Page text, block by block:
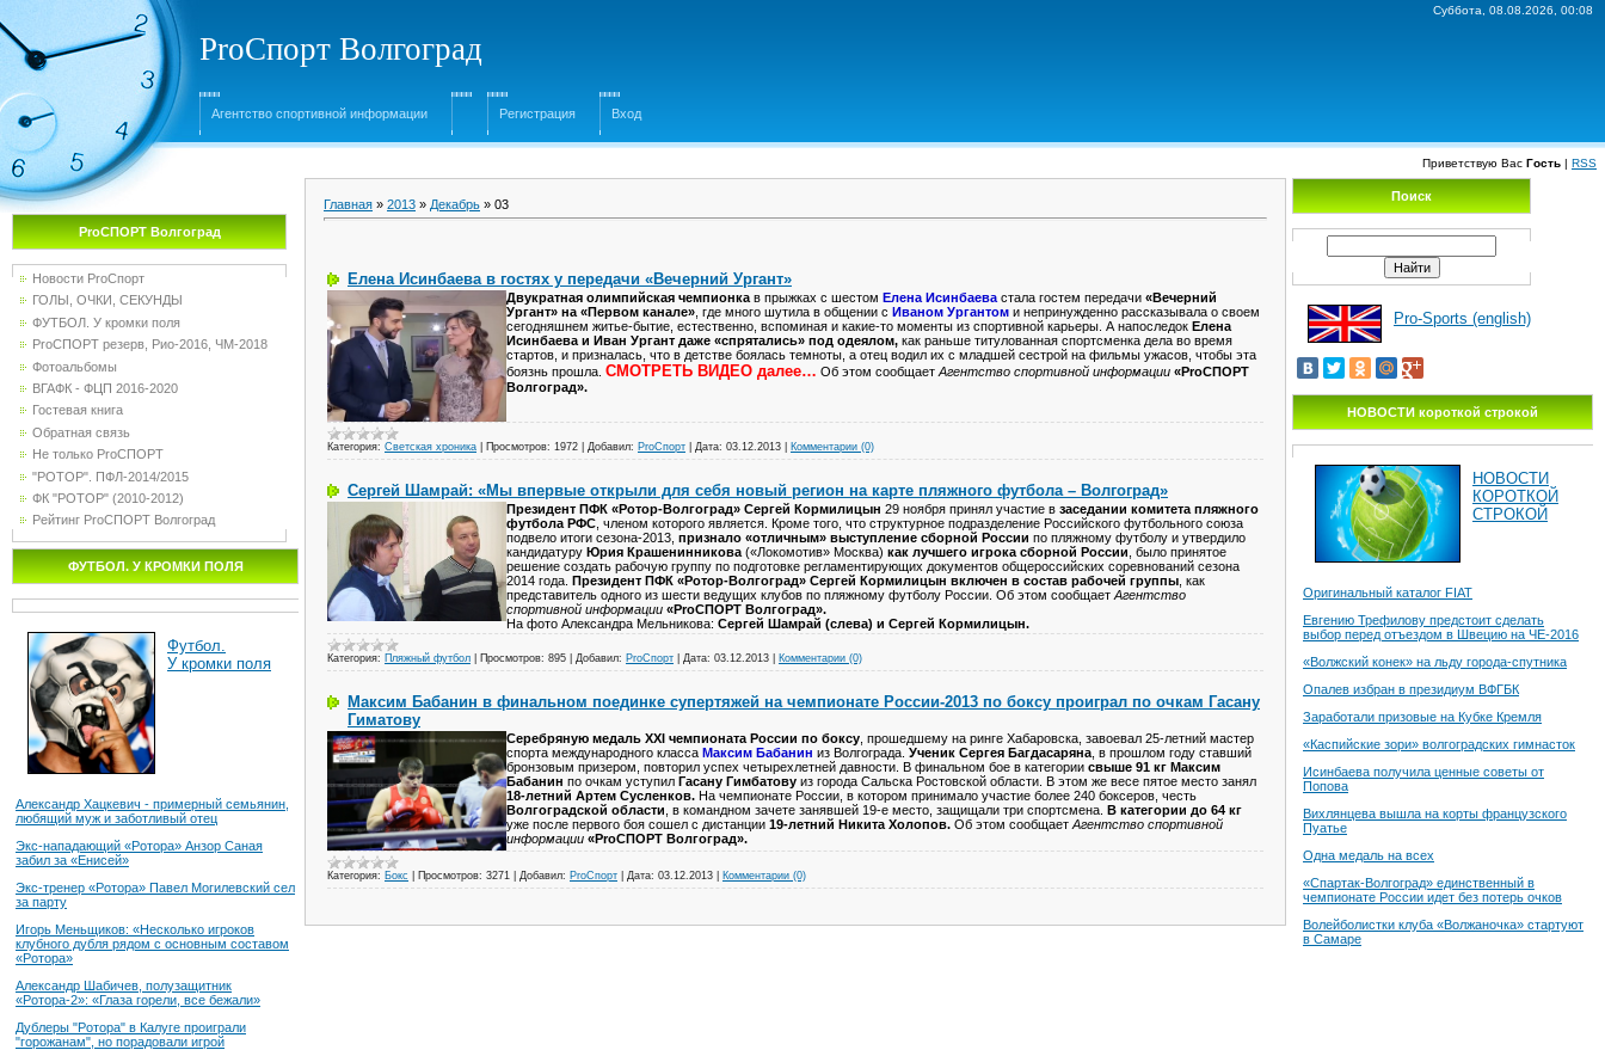
Суббота, 08.08.2026, 00:08
ProСпорт Волгоград
Агентство спортивной информации Регистрация Вход
Приветствую Вас Гость | RSS
ProСПОРТ Волгоград
Новости ProСпорт
ГОЛЫ, ОЧКИ, СЕКУНДЫ
ФУТБОЛ. У кромки поля
ProСПОРТ резерв, Рио-2016, ЧМ-2018
Фотоальбомы
ВГАФК - ФЦП 2016-2020
Гостевая книга
Обратная связь
Не только ProСПОРТ
"РОТОР". ПФЛ-2014/2015
ФК "РОТОР" (2010-2012)
Рейтинг ProСПОРТ Волгоград
ФУТБОЛ. У КРОМКИ ПОЛЯ
Футбол.
У кромки поля
Александр Хацкевич - примерный семьянин,
любящий муж и заботливый отец
Экс-нападающий «Ротора» Анзор Саная
забил за «Енисей»
Экс-тренер «Ротора» Павел Могилевский сел
за парту
Игорь Меньщиков: «Несколько игроков
клубного дубля рядом с основным составом
«Ротора»
Александр Шабичев, полузащитник
«Ротора-2»: «Глаза горели, все бежали»
Дублеры "Ротора" в Калуге проиграли
"горожанам", но порадовали игрой
Главная » 2013 » Декабрь » 03
Елена Исинбаева в гостях у передачи «Вечерний Ургант»
Двукратная олимпийская чемпионка в прыжках с шестом Елена Исинбаева стала гостем передачи «Вечерний
Ургант» на «Первом канале» , где много шутила в общении с Иваном Ургантом и непринужденно рассказывала о своем
сегодняшнем житье-бытие, естественно, вспоминая и какие-то моменты из спортивной карьеры. А напоследок Елена
Исинбаева и Иван Ургант даже «спрятались» под одеялом, как раньше титулованная спортсменка дела во время
стартов, и призналась, что в детстве боялась темноты, а отец водил их с младшей сестрой на фильмы ужасов, чтобы эта
боязнь прошла. СМОТРЕТЬ ВИДЕО далее… Об этом сообщает Агентство спортивной информации «ProСПОРТ
Волгоград».
Категория: Светская хроника Просмотров: 1972 Добавил: ProСпорт Дата: 03.12.2013 Комментарии (0)
Сергей Шамрай: «Мы впервые открыли для себя новый регион на карте пляжного футбола – Волгоград»
Президент ПФК «Ротор-Волгоград» Сергей Кормилицын 29 ноября принял участие в заседании комитета пляжного
футбола РФС , членом которого является. Кроме того, что структурное подразделение Российского футбольного союза
подвело итоги сезона-2013, признало «отличным» выступление сборной России по пляжному футболу и утвердило
кандидатуру Юрия Крашенинникова («Локомотив» Москва) как лучшего игрока сборной России , было принятое
решение создать рабочую группу по подготовке регламентирующих документов общероссийских соревнований сезона
2014 года. Президент ПФК «Ротор-Волгоград» Сергей Кормилицын включен в состав рабочей группы , как
представитель одного из шести ведущих клубов по пляжному футболу России. Об этом сообщает Агентство
спортивной информации «ProСПОРТ Волгоград».
На фото Александра Мельникова: Сергей Шамрай (слева) и Сергей Кормилицын.
Категория: Пляжный футбол Просмотров: 895 Добавил: ProСпорт Дата: 03.12.2013 Комментарии (0)
Максим Бабанин в финальном поединке супертяжей на чемпионате России-2013 по боксу проиграл по очкам Гасану
Гиматову
Серебряную медаль XXI чемпионата России по боксу , прошедшему на ринге Хабаровска, завоевал 25-летний мастер
спорта международного класса Максим Бабанин из Волгограда. Ученик Сергея Багдасаряна , в прошлом году ставший
бронзовым призером, повторил успех четырехлетней давности. В финальном бое в категории свыше 91 кг Максим
Бабанин по очкам уступил Гасану Гимбатову из города Сальска Ростовской области. В этом же весе пятое место занял
18-летний Артем Сусленков. На чемпионате России, в котором принимало участие более 240 боксеров, честь
Волгоградской области , в командном зачете занявшей 19-е место, защищали три спортсмена. В категории до 64 кг
уже после первого боя сошел с дистанции 19-летний Никита Холопов. Об этом сообщает Агентство спортивной
информации «ProСПОРТ Волгоград».
Категория: Бокс Просмотров: 3271 Добавил: ProСпорт Дата: 03.12.2013 Комментарии (0)
Поиск
Pro-Sports (english)
НОВОСТИ короткой строкой
НОВОСТИ
КОРОТКОЙ
СТРОКОЙ
Оригинальный каталог FIAT
Евгению Трефилову предстоит сделать
выбор перед отъездом в Швецию на ЧЕ-2016
«Волжский конек» на льду города-спутника
Опалев избран в президиум ВФГБК
Заработали призовые на Кубке Кремля
«Каспийские зори» волгоградских гимнасток
Исинбаева получила ценные советы от
Попова
Вихлянцева вышла на корты французского
Пуатье
Одна медаль на всех
«Спартак-Волгоград» единственный в
чемпионате России идет без потерь очков
Волейболистки клуба «Волжаночка» стартуют
в Самаре